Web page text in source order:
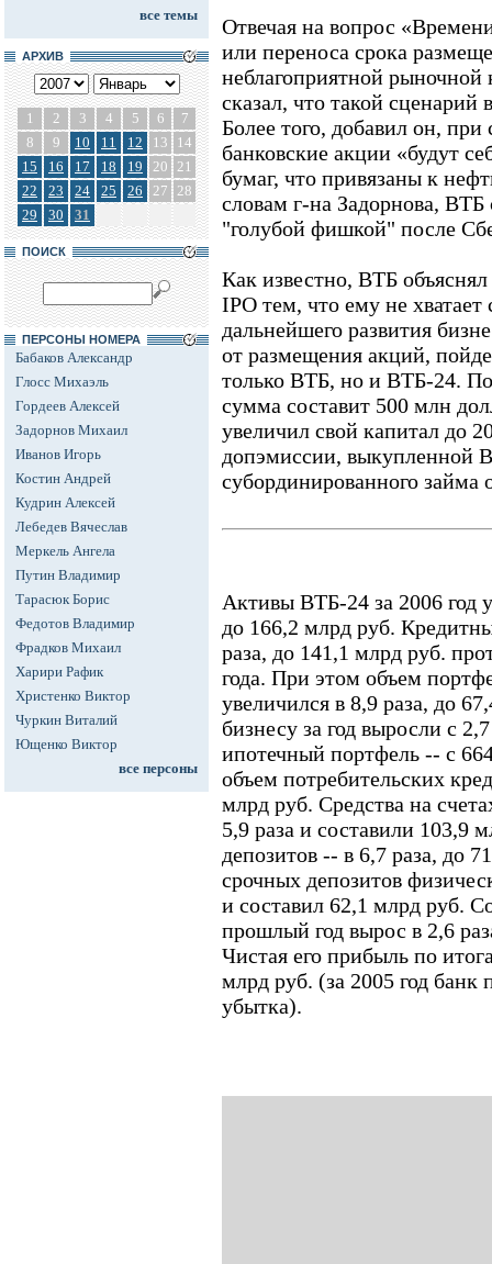
все темы
АРХИВ
1 2 3 4 5 6
7
8
9 10 11 12 13
14
15
16 17 18 19 20 21
22
23 24 25 26 27 28
29
30 31
ПОИСК
ПЕРСОНЫ НОМЕРА
Бабаков Александр
Глосс Михаэль
Гордеев Алексей
Задорнов Михаил
Иванов Игорь
Костин Андрей
Кудрин Алексей
Лебедев Вячеслав
Меркель Ангела
Путин Владимир
Тарасюк Борис
Федотов Владимир
Фрадков Михаил
Харири Рафик
Христенко Виктор
Чуркин Виталий
Ющенко Виктор
все персоны
Отвечая на вопрос
или переноса срока
неблагоприятной
сказал, что такой сценарий
Более того, добавил он,
банковские акции «будут
бумаг, что привязаны к
словам г-на Задорнова, ВТБ
"голубой фишкой" после
Как известно, ВТБ
IPO тем, что ему не хватает
дальнейшего развития
от размещения акций,
только ВТБ, но и ВТБ-24. По
сумма составит 500 млн
увеличил свой капитал до
допэмиссии, выкупленной
субординированного
Активы ВТБ-24 за 2006 год
до 166,2 млрд руб.
раза, до 141,1 млрд руб.
года. При этом объем
увеличился в 8,9 раза, до
бизнесу за год выросли с
ипотечный портфель -- с
объем потребительских
млрд руб. Средства на
5,9 раза и составили 103,9
депозитов -- в 6,7 раза, до
срочных депозитов
и составил 62,1 млрд руб.
прошлый год вырос в 2,6
Чистая его прибыль по
млрд руб. (за 2005 год банк
убытка).